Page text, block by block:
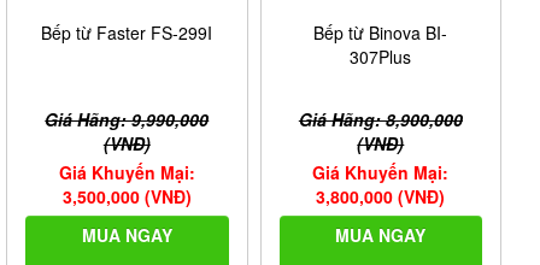
Bếp từ Faster FS-299I
Giá Hãng: 9,990,000
(VNĐ)
Giá Khuyến Mại:
3,500,000 (VNĐ)
MUA NGAY
Bếp từ Binova BI-
307Plus
Giá Hãng: 8,900,000
(VNĐ)
Giá Khuyến Mại:
3,800,000 (VNĐ)
MUA NGAY